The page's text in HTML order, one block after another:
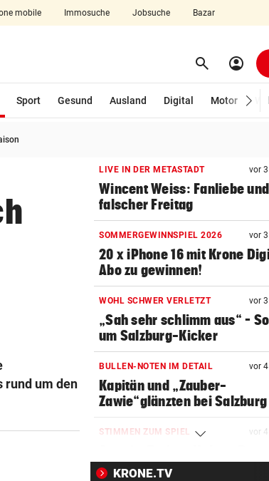
mobile Immosuche Jobsuche Bazar
search Suchen
account_circle
Sport
Gesund Ausland Digital Motor
rund um den
LIVE IN DER METASTADT vor
Wincent Weiss: Fanliebe
falscher Freitag
SOMMERGEWINNSPIEL 2026 vor
20 x iPhone 16 mit Krone
Abo zu gewinnen!
WOHL SCHWER VERLETZT vor
„Sah sehr schlimm aus“ –
um Salzburg-Kicker
BULLEN-NOTEN IM DETAIL vor
Kapitän und „Zauber-
Zawie“glänzten bei Salzburg
STIMMEN ZUM SPIEL vor
uns besser!“
KRONE.TV